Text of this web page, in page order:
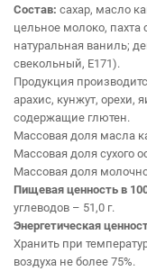
Состав: сахар, масло
цельное молоко, пахта
натуральная ваниль;
свекольный, Е171).
Продукция
арахис, кунжут, орехи,
содержащие глютен.
Массовая доля масла
Массовая доля сухого
Массовая доля
Пищевая ценность в
углеводов – 51,0 г.
Энергетическая
Хранить при
воздуха не более 75%.